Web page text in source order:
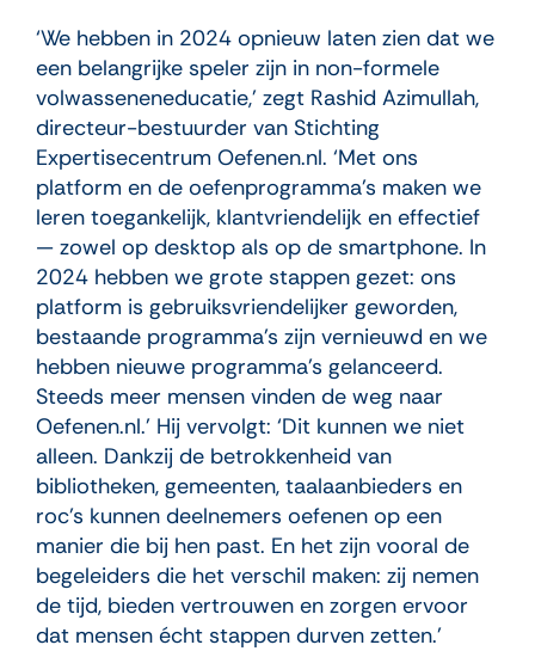
‘We hebben in 2024 opnieuw laten zien dat we
een belangrijke speler zijn in non-formele
volwasseneneducatie,’ zegt Rashid Azimullah,
directeur-bestuurder van Stichting
Expertisecentrum Oefenen.nl. ‘Met ons
platform en de oefenprogramma’s maken we
leren toegankelijk, klantvriendelijk en effectief
— zowel op desktop als op de smartphone. In
2024 hebben we grote stappen gezet: ons
platform is gebruiksvriendelijker geworden,
bestaande programma’s zijn vernieuwd en we
hebben nieuwe programma’s gelanceerd.
Steeds meer mensen vinden de weg naar
Oefenen.nl.’ Hij vervolgt: ‘Dit kunnen we niet
alleen. Dankzij de betrokkenheid van
bibliotheken, gemeenten, taalaanbieders en
roc’s kunnen deelnemers oefenen op een
manier die bij hen past. En het zijn vooral de
begeleiders die het verschil maken: zij nemen
de tijd, bieden vertrouwen en zorgen ervoor
dat mensen écht stappen durven zetten.’